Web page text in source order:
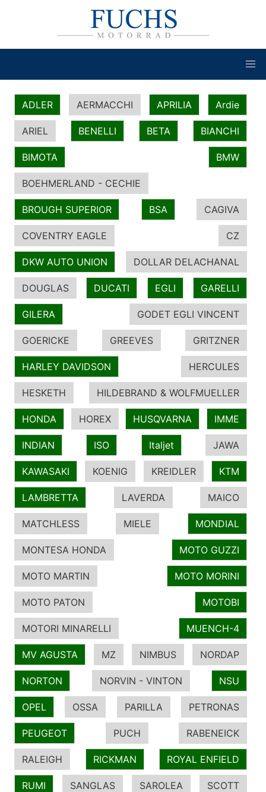
ADLER AERMACCHI APRILIA Ardie
ARIEL BENELLI BETA BIANCHI
BIMOTA BMW
BOEHMERLAND - CECHIE
BROUGH SUPERIOR BSA CAGIVA
COVENTRY EAGLE CZ
DKW AUTO UNION DOLLAR DELACHANAL
DOUGLAS DUCATI EGLI GARELLI
GILERA GODET EGLI VINCENT
GOERICKE GREEVES GRITZNER
HARLEY DAVIDSON HERCULES
HESKETH HILDEBRAND & WOLFMUELLER
HONDA HOREX HUSQVARNA IMME
INDIAN ISO Italjet JAWA
KAWASAKI KOENIG KREIDLER KTM
LAMBRETTA LAVERDA MAICO
MATCHLESS MIELE MONDIAL
MONTESA HONDA MOTO GUZZI
MOTO MARTIN MOTO MORINI
MOTO PATON MOTOBI
MOTORI MINARELLI MUENCH-4
MV AGUSTA MZ NIMBUS NORDAP
NORTON NORVIN - VINTON NSU
OPEL OSSA PARILLA PETRONAS
PEUGEOT PUCH RABENEICK
RALEIGH RICKMAN ROYAL ENFIELD
RUMI SANGLAS SAROLEA SCOTT